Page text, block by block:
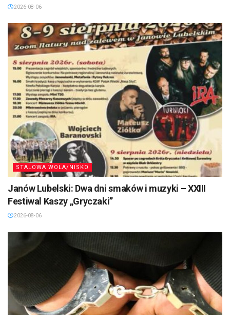
2026-08-06
STALOWA WOLA/NISKO
Janów Lubelski: Dwa dni smaków i muzyki – XXIII
Festiwal Kaszy „Gryczaki”
2026-08-06